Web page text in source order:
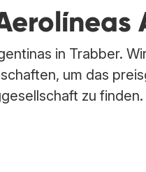
in Trabber.
um das
zu finden.